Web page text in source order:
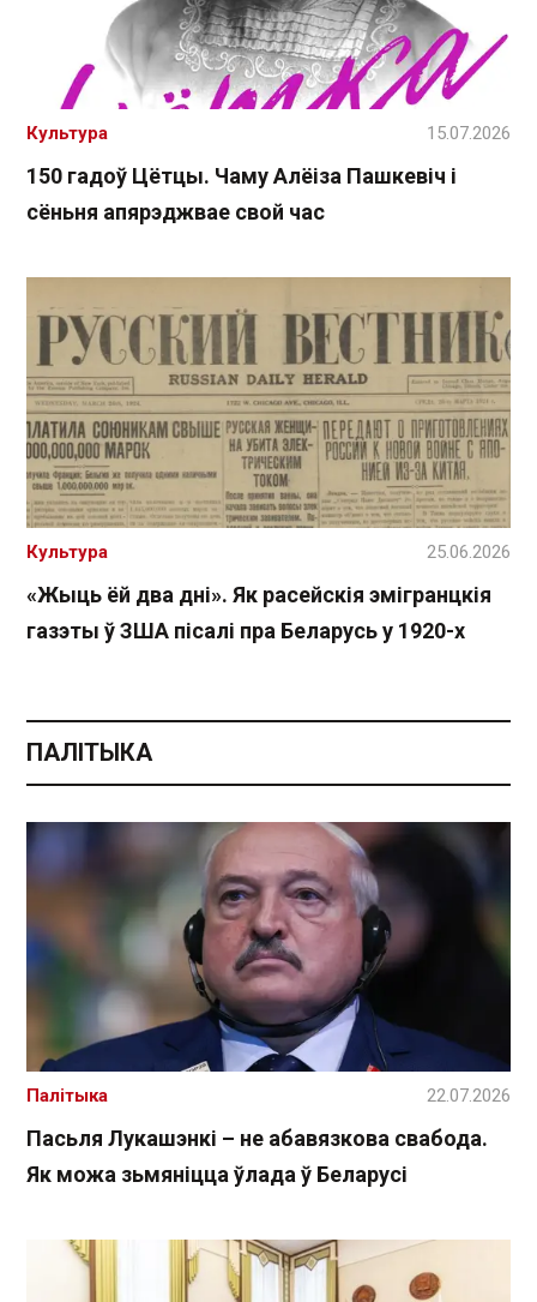
150 гадоў Цётцы. Чаму Алёіза Пашкевіч і
сёньня апярэджвае свой час
Культура 15.07.2026
«Жыць ёй два дні». Як расейскія эмігранцкія
газэты ў ЗША пісалі пра Беларусь у 1920-х
Культура 25.06.2026
ПАЛІТЫКА
Пасьля Лукашэнкі – не абавязкова свабода.
Як можа зьмяніцца ўлада ў Беларусі
Палітыка 22.07.2026